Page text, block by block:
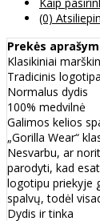
(0)
Prekės
Klasikiniai
Tradicinis
Normalus dydis
100% medvilnė
Galimos kelios
„Gorilla Wear“
Nesvarbu, ar
parodyti, kad
logotipu priekyje
spalvų, todėl
Dydis ir tinka